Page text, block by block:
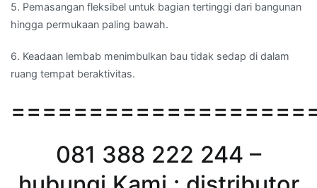
5. Pemasangan fleksibel untuk bagian tertinggi dari bangunan
hingga permukaan paling bawah.
6. Keadaan lembab menimbulkan bau tidak sedap di dalam
ruang tempat beraktivitas.
081 388 222 244 –